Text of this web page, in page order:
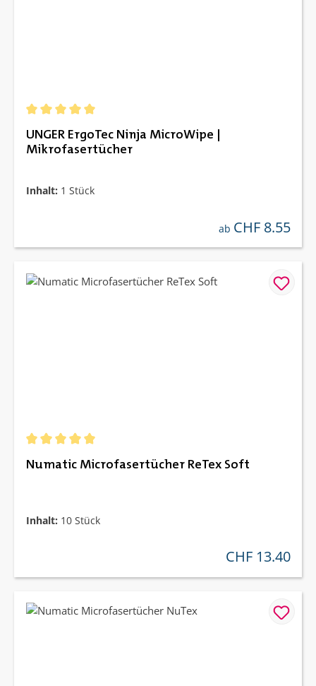
UNGER ErgoTec Ninja MicroWipe |
Mikrofasertücher
Inhalt: 1 Stück
regulärer preis:
ab CHF 8.55
Numatic Microfasertücher ReTex Soft
Inhalt: 10 Stück
regulärer preis:
CHF 13.40